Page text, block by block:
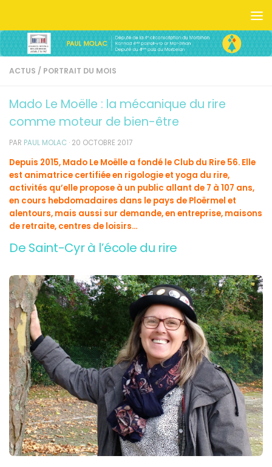
ACTUS / PORTRAIT DU MOIS
Mado Le Moëlle : la mécanique du rire
comme moteur de bien-être
PAR PAUL MOLAC · 20 OCTOBRE 2017
Depuis 2015, Mado Le Moëlle a fondé le Club du Rire 56. Elle
est animatrice certifiée en rigologie et yoga du rire,
activités qu’elle propose à un public allant de 7 à 107 ans,
en cours hebdomadaires dans le pays de Ploërmel et
alentours, mais aussi sur demande, en entreprise, maisons
de retraite, centres de loisirs…
De Saint-Cyr à l’école du rire